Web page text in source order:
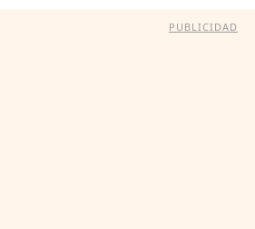
PUBLICIDAD